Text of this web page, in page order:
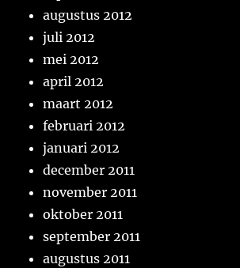
augustus 2012
juli 2012
mei 2012
april 2012
maart 2012
februari 2012
januari 2012
december 2011
november 2011
oktober 2011
september 2011
augustus 2011